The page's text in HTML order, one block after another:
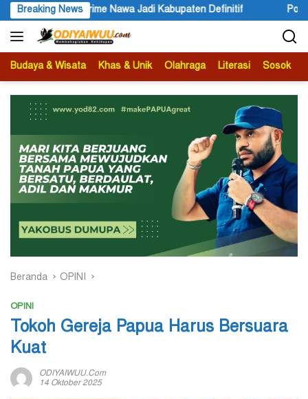
Langsung
ke
konten
Breaking News
Nawa Jadi Kabupaten Definitif Polres Jayapura
Budaya & Wisata Khas & Unik Olahraga Literasi Sosok
Beranda OPINI
OPINI
Tokoh Gereja Papua Harus Bersuara
Kuat
ODIYAIWUU.com
14 Oktober 2025